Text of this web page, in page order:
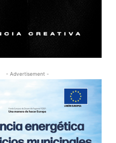
- Advertisement -